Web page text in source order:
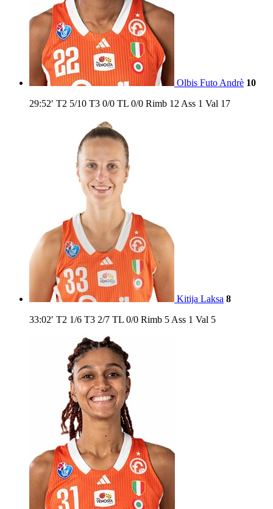
Olbis Futo Andrè 10
29:52′ T2 5/10 T3 0/0 TL 0/0 Rimb 12 Ass 1 Val 17
Kitija Laksa 8
33:02′ T2 1/6 T3 2/7 TL 0/0 Rimb 5 Ass 1 Val 5